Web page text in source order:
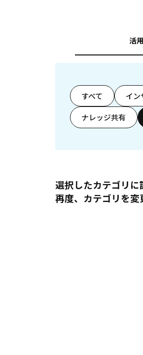
活
すべて イン
ナレッジ共有
選択したカテゴリに
再度、カテゴリを変